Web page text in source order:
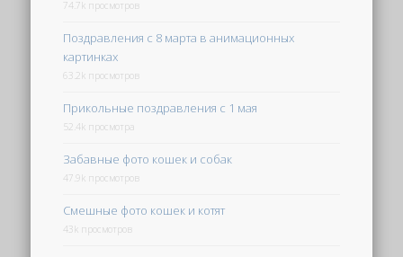
74.7k просмотров
Поздравления с 8 марта в анимационных
картинках
63.2k просмотров
Прикольные поздравления с 1 мая
52.4k просмотра
Забавные фото кошек и собак
47.9k просмотров
Смешные фото кошек и котят
43k просмотров